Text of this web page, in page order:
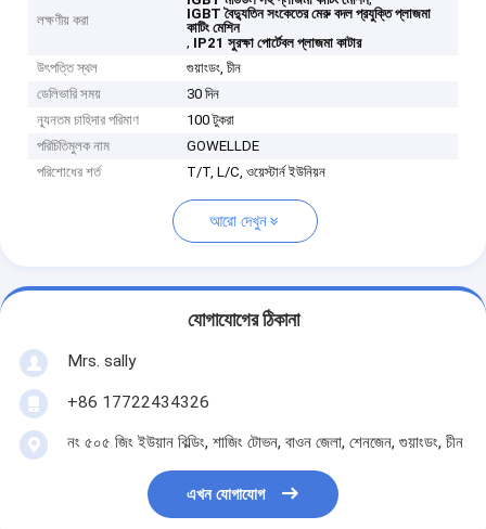
লক্ষণীয় করা
IGBT বৈদ্যুতিন সংকেতের মেরু বদল প্রযুক্তি প্লাজমা
কাটিং মেশিন
, IP21 সুরক্ষা পোর্টেবল প্লাজমা কাটার
উৎপত্তি স্থল
গুয়াংডং, চীন
ডেলিভারি সময়
30 দিন
ন্যূনতম চাহিদার পরিমাণ
100 টুকরা
পরিচিতিমুলক নাম
GOWELLDE
পরিশোধের শর্ত
T/T, L/C, ওয়েস্টার্ন ইউনিয়ন
আরো দেখুন
যোগাযোগের ঠিকানা
Mrs. sally
+86 17722434326
নং ৫০৫ জিং ইউয়ান বিল্ডিং, শাজিং টোভন, বাওন জেলা, শেনজেন, গুয়াংডং, চীন
এখন যোগাযোগ